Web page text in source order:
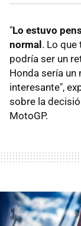
"Lo estuvo
normal . Lo que
podría ser un
Honda sería
interesante",
sobre la
MotoGP.